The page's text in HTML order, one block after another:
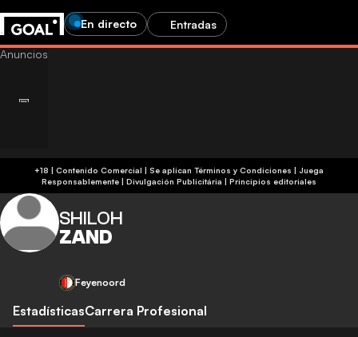
En directo Entradas
+18 | Contenido Comercial | Se aplican Términos y Condiciones | Juega
Responsablemente | Divulgación Publicitária | Principios editoriales
SHILOH
ZAND
Feyenoord
EstadísticasCarrera Profesional